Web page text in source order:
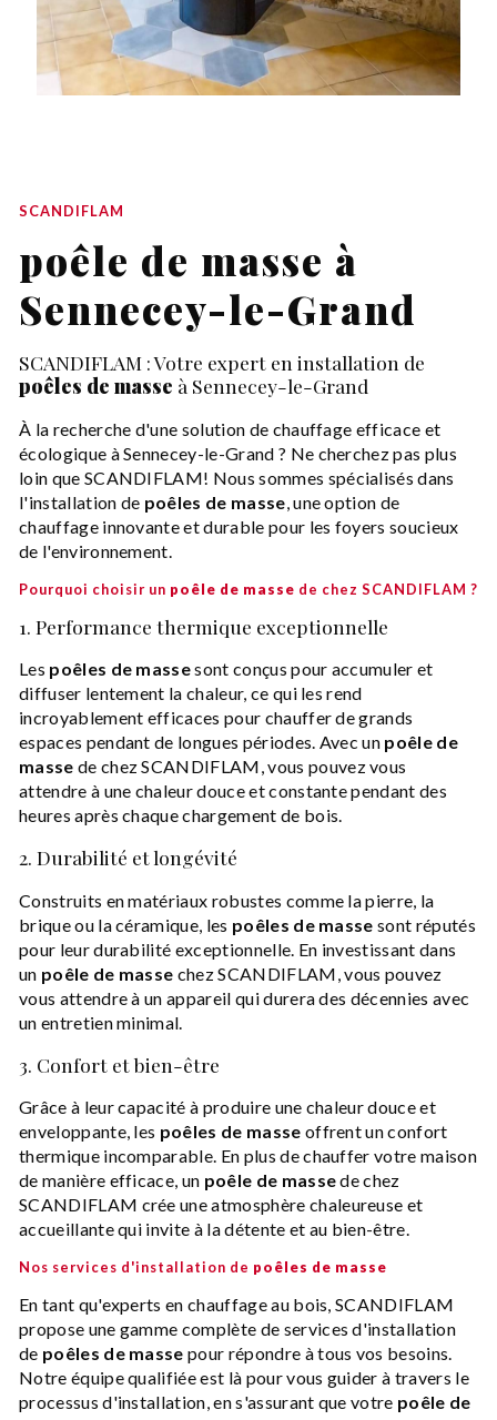
SCANDIFLAM
poêle de masse à
Sennecey-le-Grand
SCANDIFLAM : Votre expert en installation de
poêles de masse à Sennecey-le-Grand
À la recherche d'une solution de chauffage efficace et
écologique à Sennecey-le-Grand ? Ne cherchez pas plus
loin que SCANDIFLAM! Nous sommes spécialisés dans
l'installation de poêles de masse , une option de
chauffage innovante et durable pour les foyers soucieux
de l'environnement.
Pourquoi choisir un poêle de masse de chez SCANDIFLAM ?
1. Performance thermique exceptionnelle
Les poêles de massesont conçus pour accumuler et
diffuser lentement la chaleur, ce qui les rend
incroyablement efficaces pour chauffer de grands
espaces pendant de longues périodes. Avec un poêle de
masse de chez SCANDIFLAM, vous pouvez vous
attendre à une chaleur douce et constante pendant des
heures après chaque chargement de bois.
2. Durabilité et longévité
Construits en matériaux robustes comme la pierre, la
brique ou la céramique, les poêles de masse sont réputés
pour leur durabilité exceptionnelle. En investissant dans
un poêle de masse chez SCANDIFLAM, vous pouvez
vous attendre à un appareil qui durera des décennies avec
un entretien minimal.
3. Confort et bien-être
Grâce à leur capacité à produire une chaleur douce et
enveloppante, les poêles de masse offrent un confort
thermique incomparable. En plus de chauffer votre maison
de manière efficace, un poêle de massede chez
SCANDIFLAM crée une atmosphère chaleureuse et
accueillante qui invite à la détente et au bien-être.
Nos services d'installation de poêles de masse
En tant qu'experts en chauffage au bois, SCANDIFLAM
propose une gamme complète de services d'installation
de poêles de masse pour répondre à tous vos besoins.
Notre équipe qualifiée est là pour vous guider à travers le
processus d'installation, en s'assurant que votre poêle de